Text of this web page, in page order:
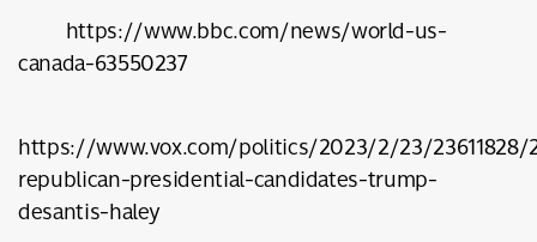
https://www.bbc.com/news/world-us-
canada-63550237
https://www.vox.com/politics/2023/2/23/23611828/
republican-presidential-candidates-trump-
desantis-haley